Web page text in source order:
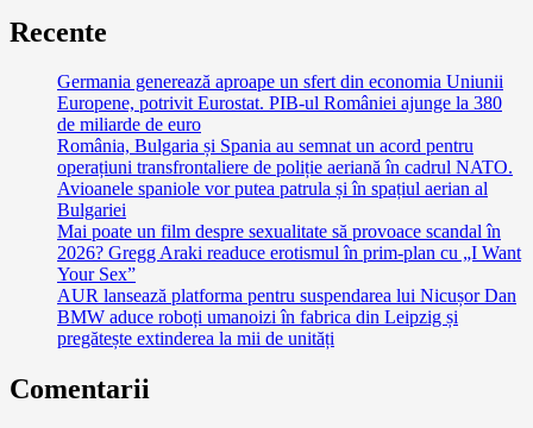
Recente
Germania generează aproape un sfert din economia Uniunii
Europene, potrivit Eurostat. PIB-ul României ajunge la 380
de miliarde de euro
România, Bulgaria și Spania au semnat un acord pentru
operațiuni transfrontaliere de poliție aeriană în cadrul NATO.
Avioanele spaniole vor putea patrula și în spațiul aerian al
Bulgariei
Mai poate un film despre sexualitate să provoace scandal în
2026? Gregg Araki readuce erotismul în prim-plan cu „I Want
Your Sex”
AUR lansează platforma pentru suspendarea lui Nicușor Dan
BMW aduce roboți umanoizi în fabrica din Leipzig și
pregătește extinderea la mii de unități
Comentarii